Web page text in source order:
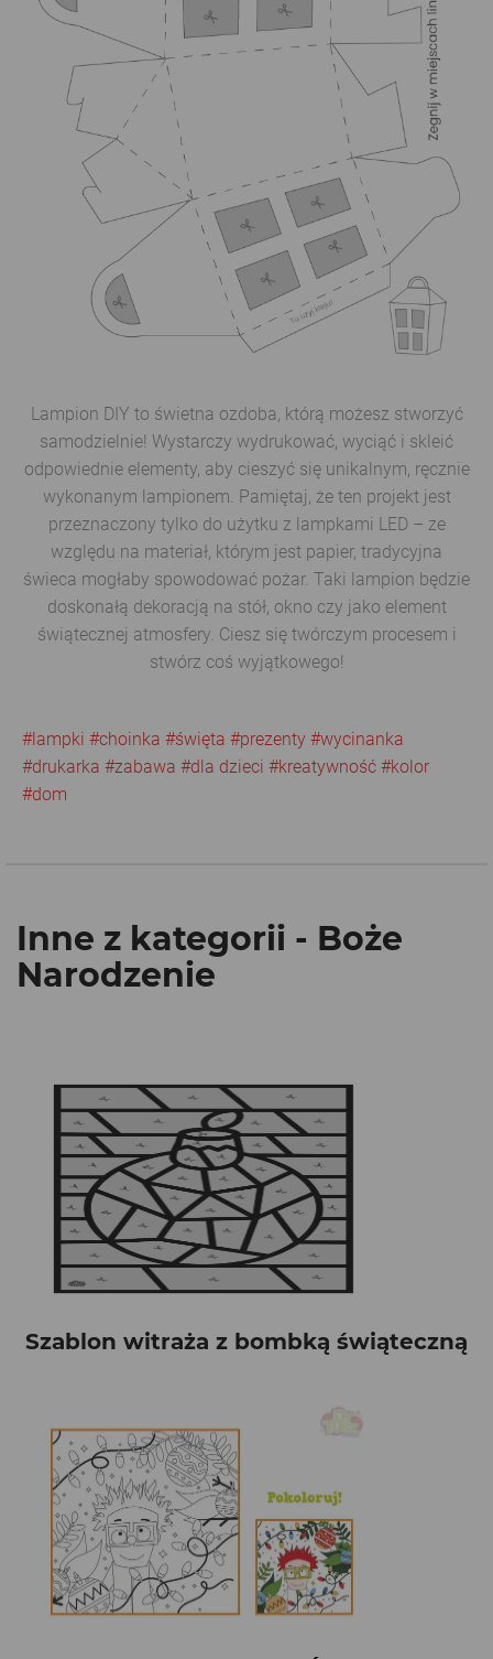
Lampion DIY to świetna ozdoba, którą możesz stworzyć
samodzielnie! Wystarczy wydrukować, wyciąć i skleić
odpowiednie elementy, aby cieszyć się unikalnym, ręcznie
wykonanym lampionem. Pamiętaj, że ten projekt jest
przeznaczony tylko do użytku z lampkami LED – ze
względu na materiał, którym jest papier, tradycyjna
świeca mogłaby spowodować pożar. Taki lampion będzie
doskonałą dekoracją na stół, okno czy jako element
świątecznej atmosfery. Ciesz się twórczym procesem i
stwórz coś wyjątkowego!
#lampki #choinka #święta #prezenty #wycinanka
#drukarka #zabawa #dla dzieci #kreatywność #kolor
#dom
Inne z kategorii - Boże
Narodzenie
Szablon witraża z bombką świąteczną